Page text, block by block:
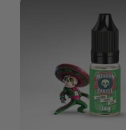
options
peuvent
la
page
du
produit